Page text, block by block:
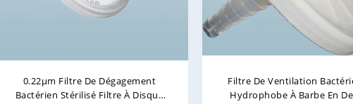
Filtre À Bactéries PTFE 0,2 Micron
Pour Unité D'aspiration /
Filtre De Ventilation
PTFE De 50 Mm Flux